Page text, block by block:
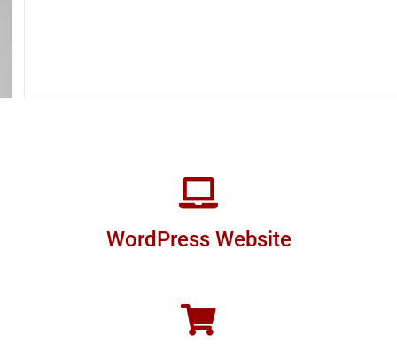
WordPress Website